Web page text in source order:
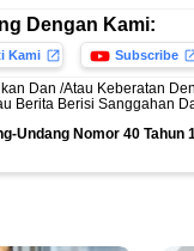
Dengan Kami:
Kami Subscribe
Dan /Atau Keberatan
Berita Berisi Sanggahan
Undang Nomor 40 Tahun